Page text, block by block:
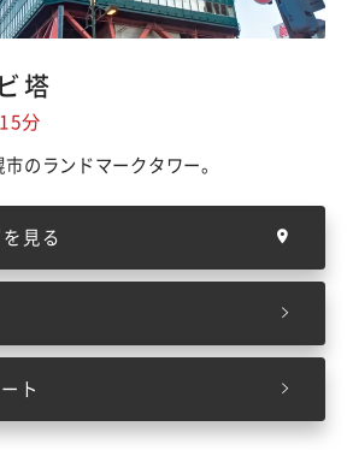
塔
分
のランドマークタワー。
見る
ト